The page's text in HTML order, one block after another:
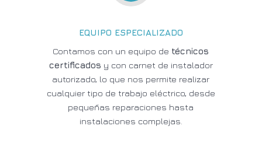
EQUIPO ESPECIALIZADO
Contamos con un equipo de técnicos
certificados y con carnet de instalador
autorizado, lo que nos permite realizar
cualquier tipo de trabajo eléctrico, desde
pequeñas reparaciones hasta
instalaciones complejas.